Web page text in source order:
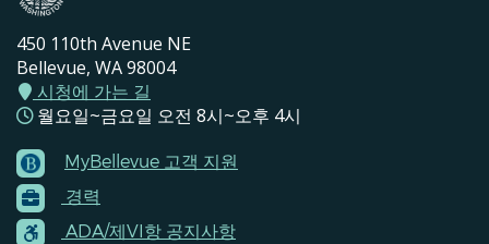
450 110th Avenue NE
Bellevue, WA 98004
시청에 가는 길
월요일~금요일 오전 8시~오후 4시
Footer
Menu
Contacts
MyBellevue 고객 지원
경력
ADA/제VI항 공지사항